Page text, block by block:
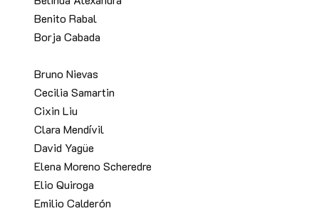
Benito Rabal
Borja Cabada
Bruno Nievas
Cecilia Samartin
Cixin Liu
Clara Mendívil
David Yagüe
Elena Moreno Scheredre
Elio Quiroga
Emilio Calderón